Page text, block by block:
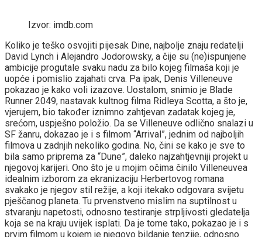
Izvor: imdb.com
Koliko je teško osvojiti pijesak Dine, najbolje znaju redatelji
David Lynch i Alejandro Jodorowsky, a čije su (ne)ispunjene
ambicije progutale svaku nadu za bilo kojeg filmaša koji je
uopće i pomislio zajahati crva. Pa ipak, Denis Villeneuve
pokazao je kako voli izazove. Uostalom, snimio je Blade
Runner 2049, nastavak kultnog filma Ridleya Scotta, a što je,
vjerujem, bio također iznimno zahtjevan zadatak kojeg je,
srećom, uspješno položio. Da se Villeneuve odlično snalazi u
SF žanru, dokazao je i s filmom “Arrival”, jednim od najboljih
filmova u zadnjih nekoliko godina. No, čini se kako je sve to
bila samo priprema za “Dune”, daleko najzahtjevniji projekt u
njegovoj karijeri. Ono što je u mojim očima činilo Villeneuvea
idealnim izborom za ekranizaciju Herbertovog romana
svakako je njegov stil režije, a koji itekako odgovara svijetu
pješčanog planeta. Tu prvenstveno mislim na suptilnost u
stvaranju napetosti, odnosno testiranje strpljivosti gledatelja
koja se na kraju uvijek isplati. Da je tome tako, pokazao je i s
prvim filmom u kojem je njegovo bildanje tenzije, odnosno